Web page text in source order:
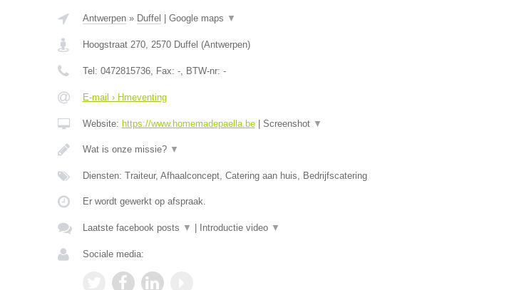
Antwerpen» Duffel Google maps ▼
Hoogstraat 270, 2570 Duffel (Antwerpen)
Tel: 0472815736, Fax: -, BTW-nr: -
E-mail › Hmeventing
Website: https://www.homemadepaella.be| Screenshot ▼
Wat is onze missie? ▼
Diensten: Traiteur, Afhaalconcept, Catering aan huis, Bedrijfscatering
Er wordt gewerkt op afspraak.
Laatste facebook posts ▼ Introductie video ▼
Sociale media: